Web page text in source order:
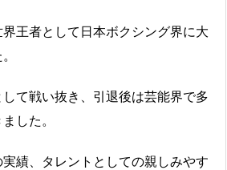
王者として日本ボクシング界に大
て戦い抜き、引退後は芸能界で多
した。
績、タレントとしての親しみやす